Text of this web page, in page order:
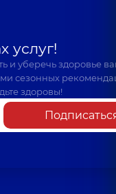
услуг!
и уберечь здоровье
сезонных
здоровы!